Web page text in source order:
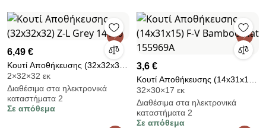
6,49 €
Κουτί Αποθήκευσης (32x32x32)
Z-L Grey 14110
2×32×32 εκ
Διαθέσιμα στα ηλεκτρονικά
καταστήματα 2
Σε απόθεμα
3,6 €
Κουτί Αποθήκευσης (14x31x15)
F-V Bamboo Nat 155969A
32×30×17 εκ
Διαθέσιμα στα ηλεκτρονικά
καταστήματα 2
Σε απόθεμα